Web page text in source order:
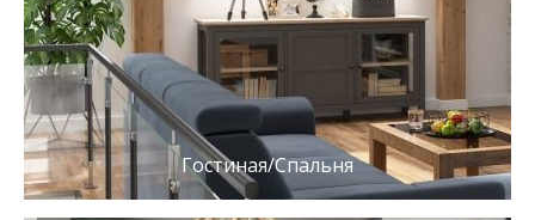
Гостиная/Спальня